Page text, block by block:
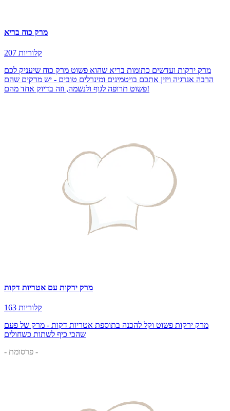
מרק כוח בריא
207 קלוריות
מרק ירקות ועדשים כתומות בריא שהוא פשוט מרק כוח שיעניק לכם
הרבה אנרגיה ויזין אתכם בויטמינים ומינרלים טובים - יש מרקים שהם
פשוט תרופה לגוף ולנשמה, וזה בדיוק אחד מהם!
מרק ירקות עם אטריות דקות
163 קלוריות
מרק ירקות פשוט וקל להכנה בתוספת אטריות דקות - מרק של פעם
שהכי כיף לשתות כשחולים
- פרסומת -